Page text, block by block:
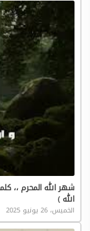
شهر الله المحرم ،،
الله )
الخميس، 26 يونيو 2025